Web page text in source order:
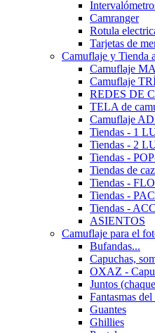
Camranger
Rotula
Tarjetas de
Camuflaje y Tienda
Camuflaje
Camuflaje
REDES DE
TELA de
Camuflaje
Tiendas - 1
Tiendas - 2
Tiendas -
Tiendas de
Tiendas -
Tiendas -
Tiendas -
ASIENTOS
Camuflaje para el
Bufandas...
Capuchas,
OXAZ -
Juntos
Fantasmas
Guantes
Ghillies